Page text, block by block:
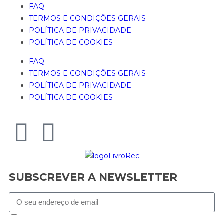
FAQ
TERMOS E CONDIÇÕES GERAIS
POLÍTICA DE PRIVACIDADE
POLÍTICA DE COOKIES
FAQ
TERMOS E CONDIÇÕES GERAIS
POLÍTICA DE PRIVACIDADE
POLÍTICA DE COOKIES
SUBSCREVER A NEWSLETTER